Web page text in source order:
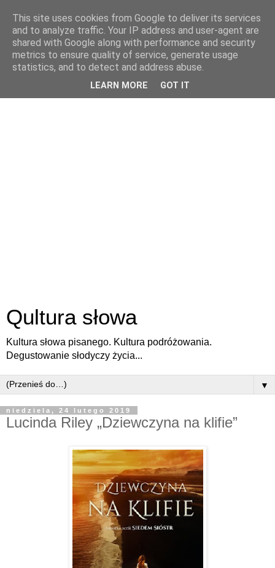
Qultura słowa
Kultura słowa pisanego. Kultura podróżowania.
Degustowanie słodyczy życia...
▼
niedziela, 24 lutego 2019
Lucinda Riley „Dziewczyna na klifie”
This site uses cookies from Google to deliver its services
and to analyze traffic. Your IP address and user-agent are
shared with Google along with performance and security
metrics to ensure quality of service, generate usage
statistics, and to detect and address abuse.
LEARN MORE GOT IT